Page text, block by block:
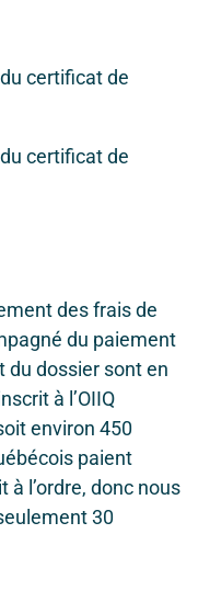
certificat de
certificat de
des frais de
du paiement
du dossier sont en
à l’OIIQ
environ 450
paient
l’ordre, donc nous
30